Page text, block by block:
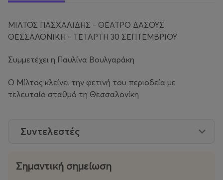
ΜΙΛΤΟΣ ΠΑΣΧΑΛΙΔΗΣ - ΘΕΑΤΡΟ ΔΑΣΟΥΣ
ΘΕΣΣΑΛΟΝΙΚΗ - ΤΕΤΑΡΤΗ 30 ΣΕΠΤΕΜΒΡΙΟΥ
Συμμετέχει η Παυλίνα Βουλγαράκη
Ο Μίλτος κλείνει την φετινή του περιοδεία με
τελευταίο σταθμό τη Θεσσαλονίκη
Συντελεστές
Σημαντική σημείωση